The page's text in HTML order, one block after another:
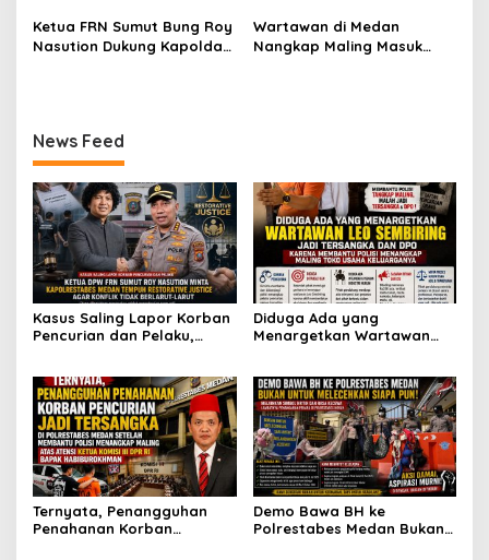
RI Bapak Habiburokhman
Medan
Polisi Menangkap Pelaku
Jadi Tersangka Berharap
Perhatian Presiden
Laporan Dugaan Penipuan
Bermodus Surat
Perdamaian dan Dugaan
Ketua FRN Sumut Bung Roy
Nasution Dukung Kapolda
Wartawan di Medan
Nangkap Maling Masuk
News Feed
Kasus Saling Lapor Korban
Pencurian dan Pelaku,
Kapolrestabes Medan
Tempuh Restorative Justice
agar Konflik Tak Berlarut-
larut
Diduga Ada yang
Menargetkan Wartawan
Membantu Polisi
Menangkap Maling di Toko
Usaha Keluarganya
Ternyata, Penangguhan
Penahanan Korban
Demo Bawa BH ke
Polrestabes Medan Bukan